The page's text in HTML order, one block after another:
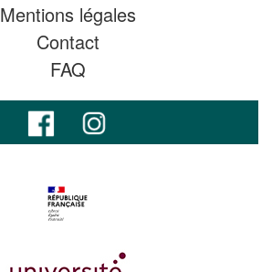
Mentions légales
Contact
FAQ